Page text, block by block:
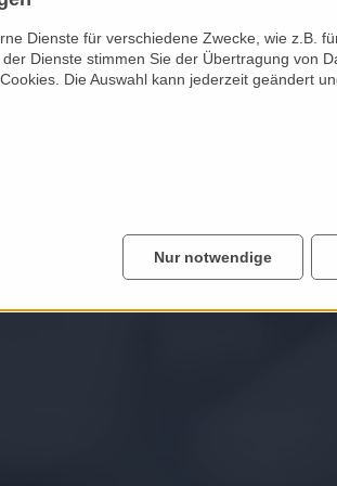
Dienste für verschiedene Zwecke, wie z.B.
Dienste stimmen Sie der Übertragung von
Die Auswahl kann jederzeit geändert
Nur notwendige